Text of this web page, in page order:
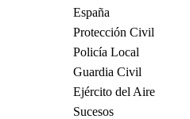
España
Protección Civil
Policía Local
Guardia Civil
Ejército del Aire
Sucesos